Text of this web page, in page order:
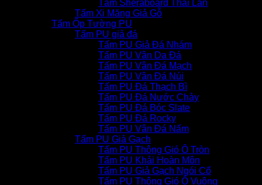
Tấm Sheraboard Thái Lan
Tấm Xi Măng Giả Gỗ
Tấm Ốp Tường PU
Tấm PU giả đá
Tấm PU Giả Đá Nhám
Tấm PU Vân Da Đá
Tấm PU Vân Đá Mạch
Tấm PU Vân Đá Núi
Tấm PU Đá Thạch Bì
Tấm PU Đá Nước Chảy
Tấm PU Đá Bóc Slate
Tấm PU Đá Rocky
Tấm PU Vân Đá Nấm
Tấm PU Giả Gạch
Tấm PU Thông Gió Ô Tròn
Tấm PU Khải Hoàn Môn
Tấm PU Giả Gạch Ngói Cổ
Tấm PU Thông Gió Ô Vuông